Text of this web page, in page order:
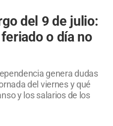
del 9 de julio:
o día no
genera dudas
del viernes y qué
y los salarios de los